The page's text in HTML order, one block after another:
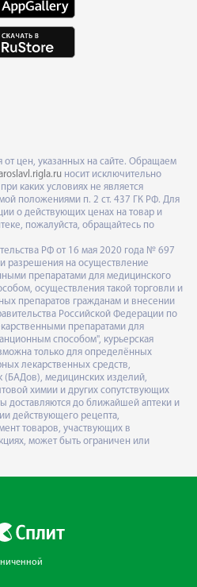
от цен, указанных на сайте. Обращаем
носит исключительно
каких условиях не является
положениями п. 2 ст. 437 ГК РФ. Для
о действующих ценах на товар и
пожалуйста, обращайтесь по
РФ от 16 мая 2020 года № 697
разрешения на осуществление
препаратами для медицинского
осуществления такой торговли и
препаратов гражданам и внесении
Российской Федерации по
препаратами для
способом", курьерская
только для определённых
лекарственных средств,
(БАДов), медицинских изделий,
химии и других сопутствующих
доставляются до ближайшей аптеки и
действующего рецепта,
товаров, участвующих в
может быть ограничен или